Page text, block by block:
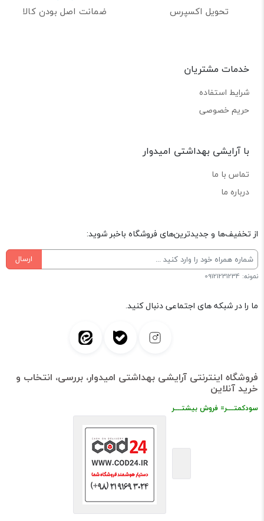
تحویل اکسپرس ضمانت اصل بودن کالا
خدمات مشتریان
شرایط استفاده
حریم خصوصی
با آرایشی بهداشتی امیدوار
تماس با ما
درباره ما
از تخفیف‌ها و جدیدترین‌های فروشگاه باخبر شوید:
ارسال
نمونه: 09121231234
ما را در شبکه های اجتماعی دنبال کنید.
فروشگاه اینترنتی آرایشی بهداشتی امیدوار، بررسی، انتخاب و
خرید آنلاین
سودکمتــــر= فروش بیشتــــر